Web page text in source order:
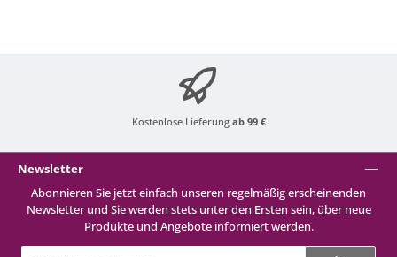
Kostenlose Lieferung ab 99 €
Newsletter
Abonnieren Sie jetzt einfach unseren regelmäßig erscheinenden
Newsletter und Sie werden stets unter den Ersten sein, über neue
Produkte und Angebote informiert werden.